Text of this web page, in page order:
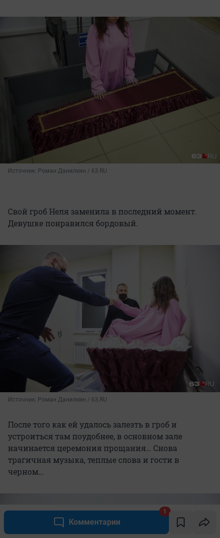
Комментарии
1
Источник: Роман Данилкин / 63.RU
Свой гроб Неля заменила в последний момент.
Девушке понравился бордовый.
Источник: Роман Данилкин / 63.RU
После того как ей удалось залезть в гроб и
устроиться там поудобнее, в основном зале
начинается церемония прощания… Снова
трагичная музыка, теплые слова и гости в
черном…